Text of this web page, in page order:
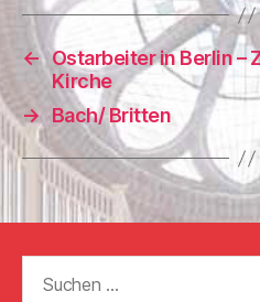
← Ostarbeiter in Berlin –
Kirche
→ Bach/ Britten
nach: